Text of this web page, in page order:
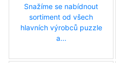
Snažíme se nabídnout
sortiment od všech
hlavních výrobců puzzle
a...